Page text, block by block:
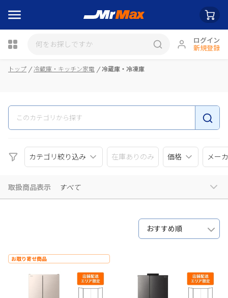
ログイン
新規登録
瓶詰
トップ 冷蔵庫・キッチン家電 冷蔵庫・冷凍庫
カテゴリ絞り込み 在庫ありのみ 価格 メー
取扱商品表示 すべて
おすすめ順
お取り寄せ商品